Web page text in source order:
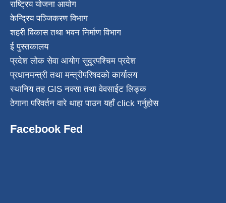
राष्ट्रिय योजना आयोग
केन्द्रिय पञ्जिकरण विभाग
शहरी विकास तथा भवन निर्माण विभाग
ई पुस्तकालय
प्रदेश लोक सेवा आयोग सुदूरपश्चिम प्रदेश
प्रधानमन्त्री तथा मन्त्रीपरिषदको कार्यालय
स्थानिय तह GIS नक्सा तथा वेवसाईट लिङ्क
ठेगाना परिवर्तन वारे थाहा पाउन यहाँ click गर्नुहोस
Facebook Fed